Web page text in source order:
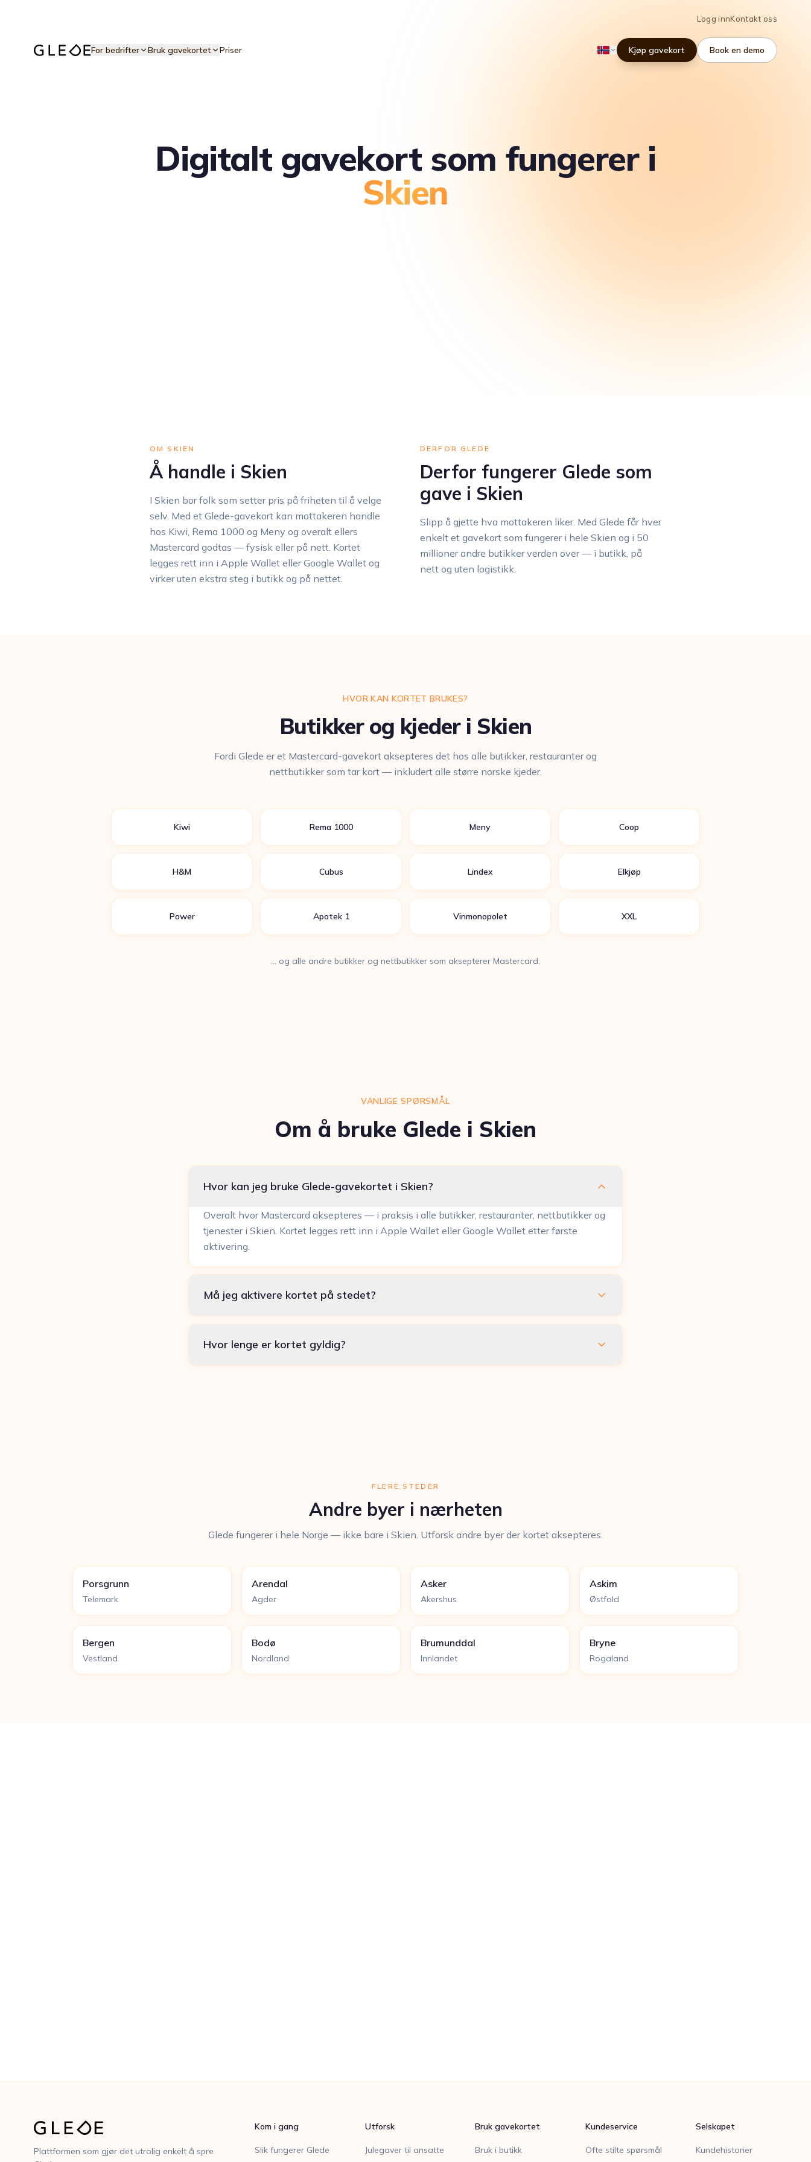
Logg innKontakt oss
For bedrifter Bruk gavekortet Priser Kjøp gavekort Book en demo
Digitalt gavekort som fungerer i
Skien
OM SKIEN
Å handle i Skien
I Skien bor folk som setter pris på friheten til å velge
selv. Med et Glede-gavekort kan mottakeren handle
hos Kiwi, Rema 1000 og Meny og overalt ellers
Mastercard godtas — fysisk eller på nett. Kortet
legges rett inn i Apple Wallet eller Google Wallet og
virker uten ekstra steg i butikk og på nettet.
DERFOR GLEDE
Derfor fungerer Glede som
gave i Skien
Slipp å gjette hva mottakeren liker. Med Glede får hver
enkelt et gavekort som fungerer i hele Skien og i 50
millioner andre butikker verden over — i butikk, på
nett og uten logistikk.
HVOR KAN KORTET BRUKES?
Butikker og kjeder i Skien
Fordi Glede er et Mastercard-gavekort aksepteres det hos alle butikker, restauranter og
nettbutikker som tar kort — inkludert alle større norske kjeder.
Kiwi Rema 1000 Meny Coop
H&M Cubus Lindex Elkjøp
Power Apotek 1 Vinmonopolet XXL
… og alle andre butikker og nettbutikker som aksepterer Mastercard.
VANLIGE SPØRSMÅL
Om å bruke Glede i Skien
Hvor kan jeg bruke Glede-gavekortet i Skien?
Overalt hvor Mastercard aksepteres — i praksis i alle butikker, restauranter, nettbutikker og
tjenester i Skien. Kortet legges rett inn i Apple Wallet eller Google Wallet etter første
aktivering.
Må jeg aktivere kortet på stedet?
Hvor lenge er kortet gyldig?
FLERE STEDER
Andre byer i nærheten
Glede fungerer i hele Norge — ikke bare i Skien. Utforsk andre byer der kortet aksepteres.
Porsgrunn
Telemark
Arendal
Agder
Asker
Akershus
Askim
Østfold
Bergen
Vestland
Bodø
Nordland
Brumunddal
Innlandet
Bryne
Rogaland
Plattformen som gjør det utrolig enkelt å spre
Kom i gang
Slik fungerer Glede
Utforsk
Julegaver til ansatte
Bruk gavekortet
Bruk i butikk
Kundeservice
Ofte stilte spørsmål
Selskapet
Kundehistorier